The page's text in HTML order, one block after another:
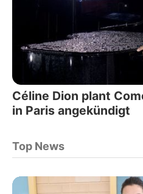
Céline Dion plant
in Paris angekündigt
Top News